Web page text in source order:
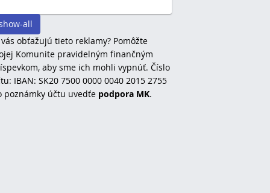
all
obťažujú tieto reklamy? Pomôžte
Komunite pravidelným finančným
aby sme ich mohli vypnúť. Číslo
IBAN: SK20 7500 0000 0040 2015 2755
poznámky účtu uvedťe podpora MK.